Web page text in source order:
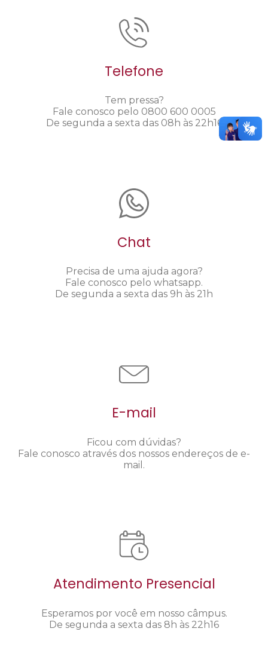
Telefone
Tem pressa?
Fale conosco pelo 0800 600 0005
De segunda a sexta das 08h às 22h16
Chat
Precisa de uma ajuda agora?
Fale conosco pelo whatsapp.
De segunda a sexta das 9h às 21h
E-mail
Ficou com dúvidas?
Fale conosco através dos nossos endereços de e-
mail.
Atendimento Presencial
Esperamos por você em nosso câmpus.
De segunda a sexta das 8h às 22h16